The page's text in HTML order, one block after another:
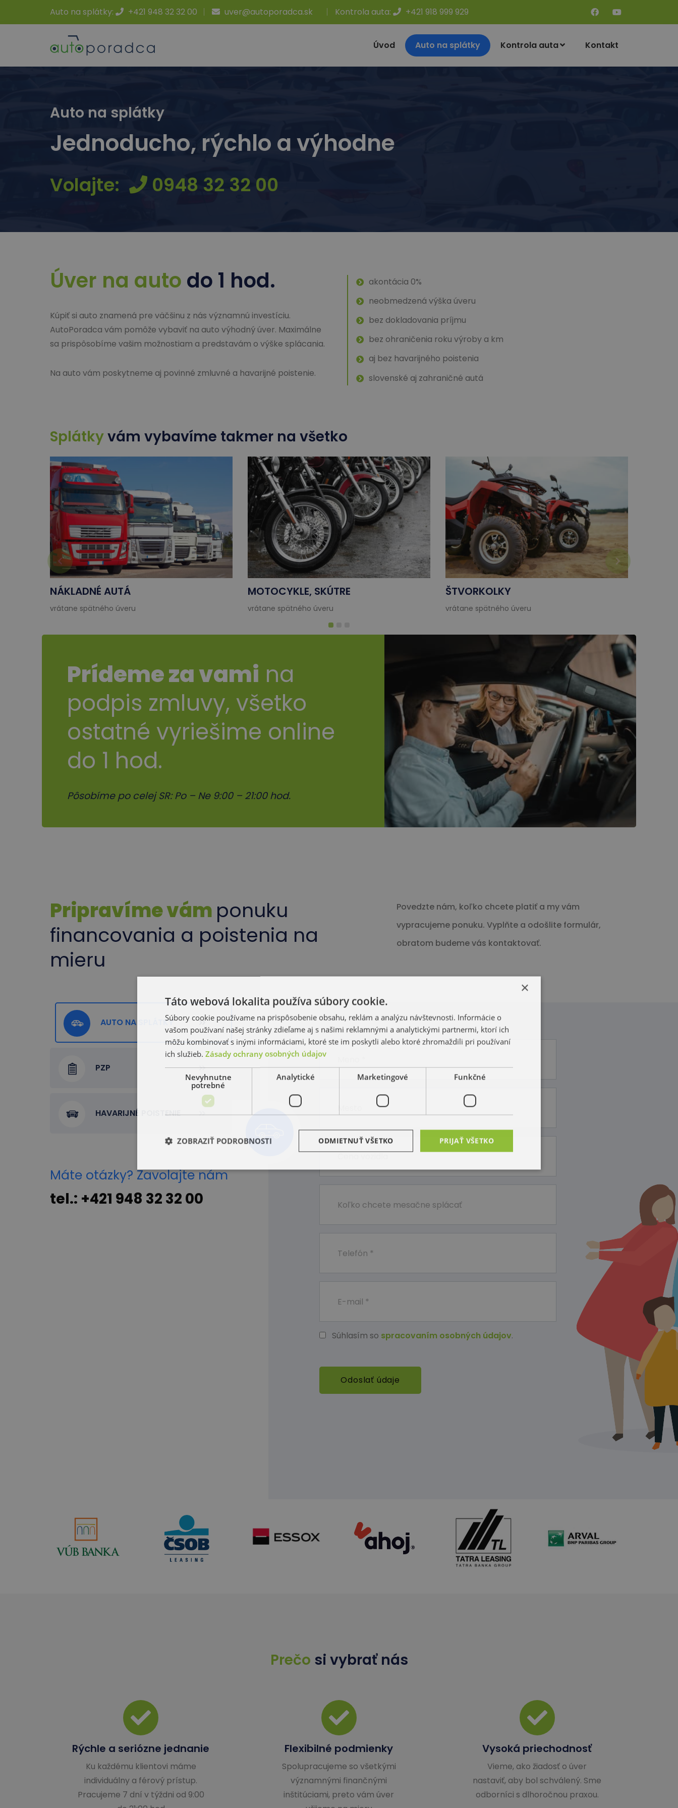
Auto na splátky: +421 948 32 32 00 uver@autoporadca.sk Kontrola auta: +421 918 999 929
Úvod Auto na splátky Kontrola auta Kontakt
Auto na splátky
Jednoducho, rýchlo a výhodne
Volajte: 0948 32 32 00
Úver na auto do 1 hod.
Kúpiť si auto znamená pre väčšinu z nás významnú investíciu.
AutoPoradca vám pomôže vybaviť na auto výhodný úver. Maximálne
sa prispôsobíme vašim možnostiam a predstavám o výške splácania.
Na auto vám poskytneme aj povinné zmluvné a havarijné poistenie.
akontácia 0%
neobmedzená výška úveru
bez dokladovania príjmu
bez ohraničenia roku výroby a km
aj bez havarijného poistenia
slovenské aj zahraničné autá
Splátkyvám vybavíme takmer na všetko
NÁKLADNÉ AUTÁ
vrátane spätného úveru
MOTOCYKLE, SKÚTRE
vrátane spätného úveru
ŠTVORKOLKY
vrátane spätného úveru
Prídeme za vami na
podpis zmluvy, všetko
ostatné vyriešime online
do 1 hod.
Pôsobíme po celej SR: Po – Ne 9:00 – 21:00 hod.
Pripravíme vám ponuku
financovania a poistenia na
mieru
Povedzte nám, koľko chcete platiť a my vám
vypracujeme ponuku. Vyplňte a odošlite formulár,
obratom budeme vás kontaktovať.
AUTO NA SPLÁTKY
PZP
HAVARIJNÉ POISTENIE
Máte otázky? Zavolajte nám
tel.: +421 948 32 32 00
Súhlasím so spracovaním osobných údajov.
Odoslať údaje
Prečo si vybrať nás
Rýchle a seriózne jednanie
Ku každému klientovi máme
individuálny a férový prístup.
Pracujeme 7 dní v týždni od 9:00
Flexibilné podmienky
Spolupracujeme so všetkými
významnými finančnými
inštitúciami, preto vám úver
Vysoká priechodnosť
Vieme, ako žiadosť o úver
nastaviť, aby bol schválený. Sme
odborníci s dlhoročnou praxou.
×
Táto webová lokalita používa súbory cookie.
Súbory cookie používame na prispôsobenie obsahu, reklám a analýzu návštevnosti. Informácie o
vašom používaní našej stránky zdieľame aj s našimi reklamnými a analytickými partnermi, ktorí ich
môžu kombinovať s inými informáciami, ktoré ste im poskytli alebo ktoré zhromaždili pri používaní
ich služieb. Zásady ochrany osobných údajov
Nevyhnutne
potrebné
Analytické Marketingové Funkčné
PRIJAŤ VŠETKO
ODMIETNUŤ VŠETKO
ZOBRAZIŤ PODROBNOSTI